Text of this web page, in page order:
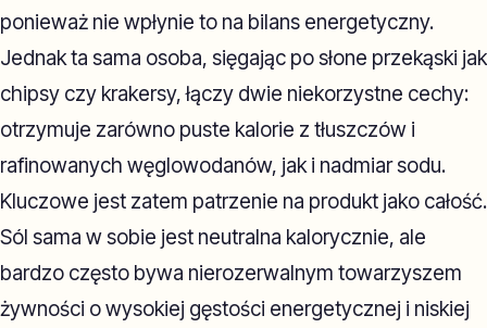
ponieważ nie wpłynie to na bilans energetyczny.
Jednak ta sama osoba, sięgając po słone przekąski jak
chipsy czy krakersy, łączy dwie niekorzystne cechy:
otrzymuje zarówno puste kalorie z tłuszczów i
rafinowanych węglowodanów, jak i nadmiar sodu.
Kluczowe jest zatem patrzenie na produkt jako całość.
Sól sama w sobie jest neutralna kalorycznie, ale
bardzo często bywa nierozerwalnym towarzyszem
żywności o wysokiej gęstości energetycznej i niskiej